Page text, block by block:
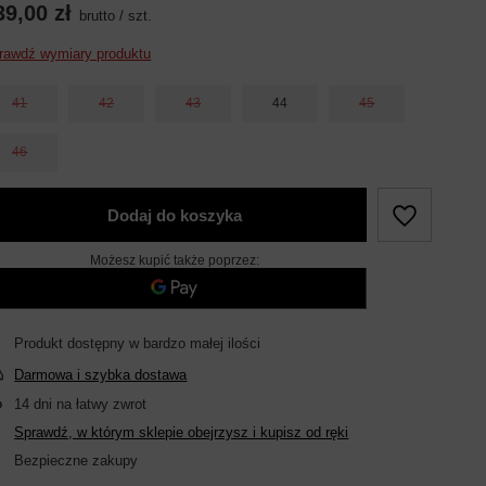
zł brutto /szt.
wymiary produktu
41 42 43 44 45
46
Dodaj do koszyka
Możesz kupić także poprzez:
Produkt dostępny w bardzo małej ilości
Darmowa i szybka dostawa
14 dni na łatwy zwrot
Sprawdź, w którym sklepie obejrzysz i kupisz od ręki
Bezpieczne zakupy